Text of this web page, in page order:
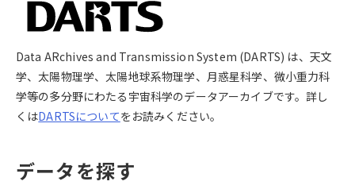
Data ARchives and Transmission System (DARTS) は、天文
学、太陽物理学、太陽地球系物理学、月惑星科学、微小重力科
学等の多分野にわたる宇宙科学のデータアーカイブです。詳し
くはDARTSについてをお読みください。
データを探す